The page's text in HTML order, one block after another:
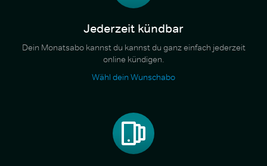
Jederzeit kündbar
Dein Monatsabo kannst du kannst du ganz einfach jederzeit
online kündigen.
Wähl dein Wunschabo